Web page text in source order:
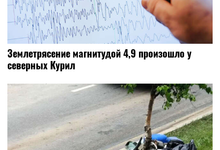
Землетрясение магнитудой 4,9 произошло у
северных Курил